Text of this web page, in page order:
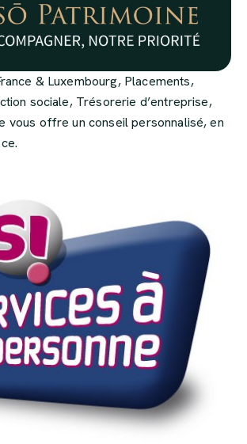
& Luxembourg, Placements,
sociale, Trésorerie d’entreprise,
vous offre un conseil personnalisé, en